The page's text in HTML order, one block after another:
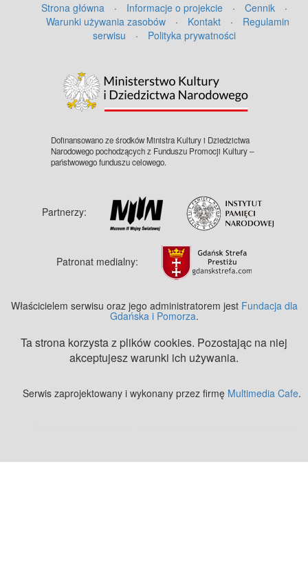
Strona główna · Informacje o projekcie · Cennik
·
Warunki używania zasobów
· Kontakt ·
Regulamin
serwisu
· Polityka prywatności
Dofinansowano ze środków Ministra Kultury i Dziedzictwa
Narodowego pochodzących z Funduszu Promocji Kultury –
państwowego funduszu celowego.
Partnerzy:
Patronat medialny:
Właścicielem serwisu oraz jego administratorem jest Fundacja dla
Gdańska i Pomorza.
Ta strona korzysta z plików cookies. Pozostając na niej
akceptujesz warunki ich używania.
Serwis zaprojektowany i wykonany przez firmę Multimedia Cafe.